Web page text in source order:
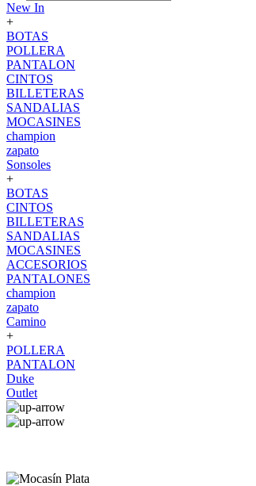
New In
+
BOTAS
POLLERA
PANTALON
CINTOS
BILLETERAS
SANDALIAS
MOCASINES
champion
zapato
Sonsoles
+
BOTAS
CINTOS
BILLETERAS
SANDALIAS
MOCASINES
ACCESORIOS
PANTALONES
champion
zapato
Camino
+
POLLERA
PANTALON
Duke
Outlet